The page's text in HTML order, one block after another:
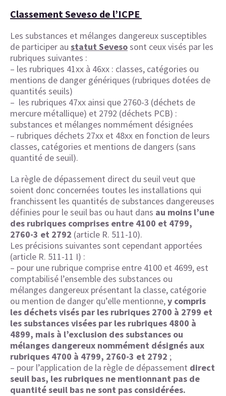
Classement Seveso de l’ICPE
Les substances et mélanges dangereux susceptibles
de participer au statut Sevesosont ceux visés par les
rubriques suivantes :
– les rubriques 41xx à 46xx : classes, catégories ou
mentions de danger génériques (rubriques dotées de
quantités seuils)
– les rubriques 47xx ainsi que 2760-3 (déchets de
mercure métallique) et 2792 (déchets PCB) :
substances et mélanges nommément désignées
– rubriques déchets 27xx et 48xx en fonction de leurs
classes, catégories et mentions de dangers (sans
quantité de seuil).
La règle de dépassement direct du seuil veut que
soient donc concernées toutes les installations qui
franchissent les quantités de substances dangereuses
définies pour le seuil bas ou haut dans au moins l’une
des rubriques comprises entre 4100 et 4799,
2760-3 et 2792 (article R. 511-10).
Les précisions suivantes sont cependant apportées
(article R. 511-11 I) :
– pour une rubrique comprise entre 4100 et 4699, est
comptabilisé l’ensemble des substances ou
mélanges dangereux présentant la classe, catégorie
ou mention de danger qu’elle mentionne,y compris
les déchets visés par les rubriques 2700 à 2799 et
les substances visées par les rubriques 4800 à
4899, mais à l’exclusion des substances ou
mélanges dangereux nommément désignés aux
rubriques 4700 à 4799, 2760-3 et 2792 ;
– pour l’application de la règle de dépassement direct
seuil bas, les rubriques ne mentionnant pas de
quantité seuil bas ne sont pas considérées.